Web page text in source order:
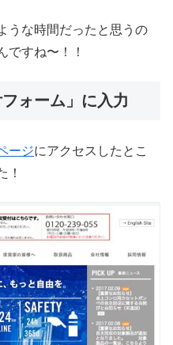
うな時間だったと思うの
ですね〜！！
ォーム」に入力
ージにアクセスしたとこ
！